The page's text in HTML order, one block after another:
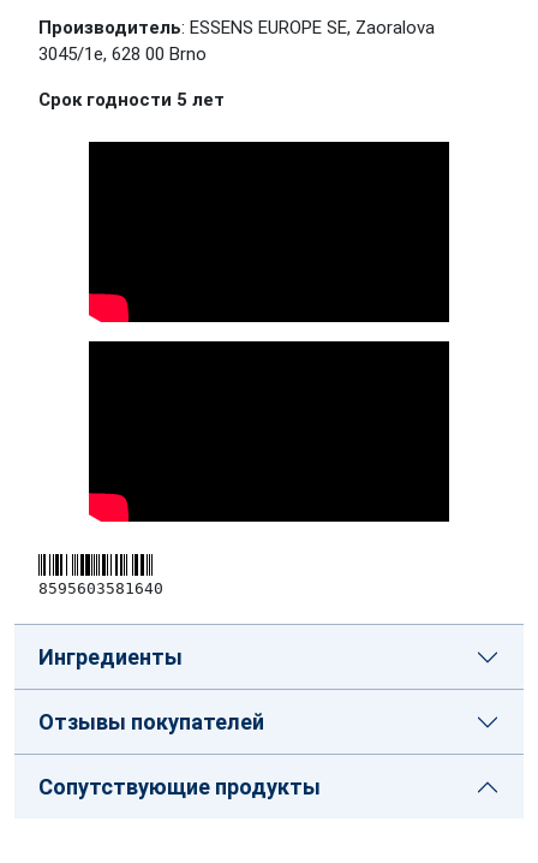
Производитель: ESSENS EUROPE SE, Zaoralova
3045/1e, 628 00 Brno
Срок годности 5 лет
8595603581640
Ингредиенты
Отзывы покупателей
Сопутствующие продукты